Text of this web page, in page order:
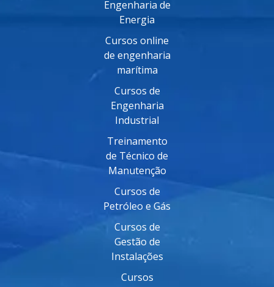
Engenharia de
Energia
Cursos online
de engenharia
marítima
Cursos de
Engenharia
Industrial
Treinamento
de Técnico de
Manutenção
Cursos de
Petróleo e Gás
Cursos de
Gestão de
Instalações
Cursos